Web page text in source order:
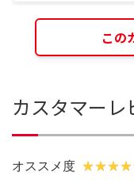
この
カスタマーレ
オススメ度